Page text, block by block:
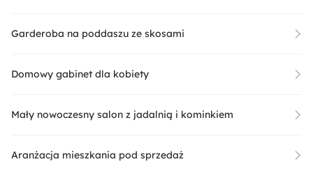
Garderoba na poddaszu ze skosami
Domowy gabinet dla kobiety
Mały nowoczesny salon z jadalnią i kominkiem
Aranżacja mieszkania pod sprzedaż